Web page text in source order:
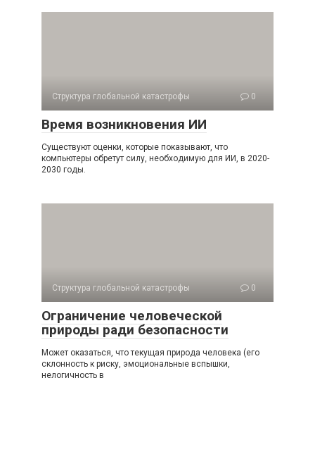
Структура глобальной катастрофы 0
Время возникновения ИИ
Существуют оценки, которые показывают, что
компьютеры обретут силу, необходимую для ИИ, в 2020-
2030 годы.
Структура глобальной катастрофы 0
Ограничение человеческой
природы ради безопасности
Может оказаться, что текущая природа человека (его
склонность к риску, эмоциональные вспышки,
нелогичность в